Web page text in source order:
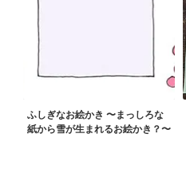
ふしぎなお絵かき 〜まっしろな
紙から雪が生まれるお絵かき？〜